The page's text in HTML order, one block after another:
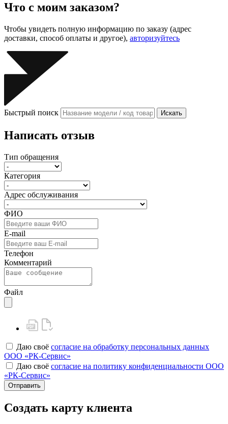
Что с моим заказом?
Чтобы увидеть полную информацию по заказу (адрес
доставки, способ оплаты и другое), авторизуйтесь
Быстрый поиск Искать
Написать отзыв
Тип обращения
Категория
Адрес обслуживания
ФИО
E-mail
Телефон
Комментарий
Файл
Даю своё согласие на обработку персональных данных
ООО «РК-Сервис»
Даю своё согласие на политику конфиденциальности ООО
«РК-Сервис»
Отправить
Создать карту клиента